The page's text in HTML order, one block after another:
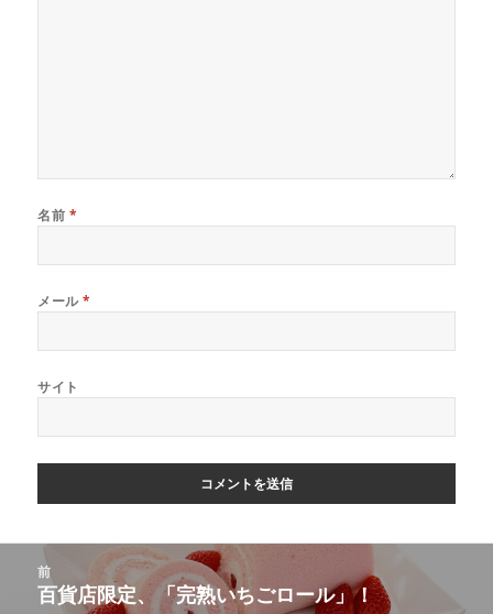
名前 *
メール*
サイト
前
前
百貨店限定、「完熟いちごロール」！